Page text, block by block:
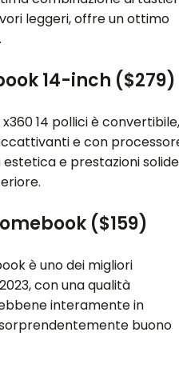
leggeri, offre un ottimo
14-inch ($279)
14 pollici è convertibile,
e con
estetica e prestazioni solide
($159)
è uno dei migliori
con una qualità
interamente in
buono